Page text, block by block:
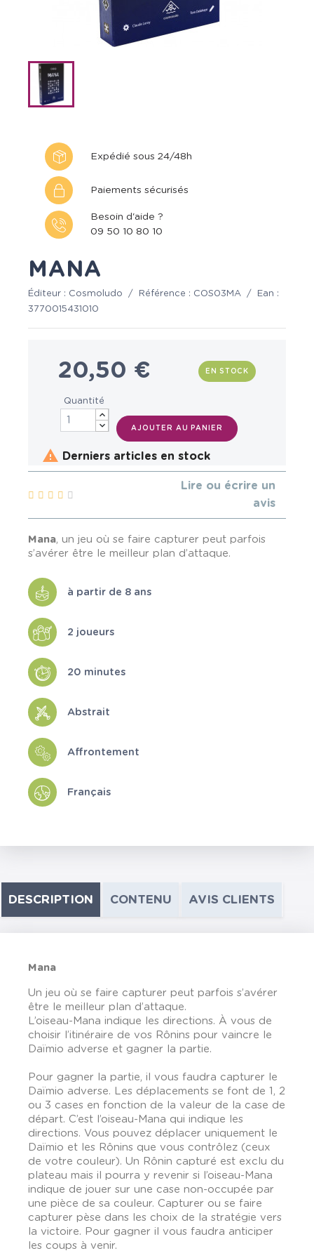
Expédié sous 24/48h
Paiements sécurisés
Besoin d'aide ?
09 50 10 80 10
MANA
Éditeur : Cosmoludo / Référence : COS03MA /
Ean :
3770015431010
20,50 € EN STOCK
Quantité
AJOUTER AU PANIER
 Derniers articles en stock
Lire ou écrire un
avis
Mana, un jeu où se faire capturer peut parfois
s’avérer être le meilleur plan d’attaque.
à partir de 8 ans
2 joueurs
20 minutes
Abstrait
Affrontement
Français
DESCRIPTION CONTENU AVIS CLIENTS
Mana
Un jeu où se faire capturer peut parfois s’avérer
être le meilleur plan d’attaque.
L’oiseau-Mana indique les directions. À vous de
choisir l’itinéraire de vos Rônins pour vaincre le
Daïmio adverse et gagner la partie.
Pour gagner la partie, il vous faudra capturer le
Daïmio adverse. Les déplacements se font de 1, 2
ou 3 cases en fonction de la valeur de la case de
départ. C’est l’oiseau-Mana qui indique les
directions. Vous pouvez déplacer uniquement le
Daïmio et les Rônins que vous contrôlez (ceux
de votre couleur). Un Rônin capturé est exclu du
plateau mais il pourra y revenir si l’oiseau-Mana
indique de jouer sur une case non-occupée par
une pièce de sa couleur. Capturer ou se faire
capturer pèse dans les choix de la stratégie vers
la victoire. Pour gagner il vous faudra anticiper
les coups à venir.